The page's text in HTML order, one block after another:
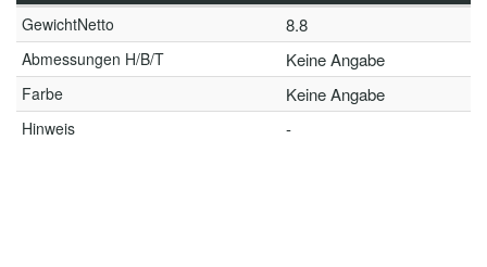
GewichtNetto 8.8
Abmessungen H/B/T Keine Angabe
Farbe Keine Angabe
Hinweis -